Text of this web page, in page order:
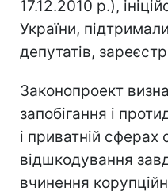
17.12.2010 р.),
України,
депутатів,
Законопроект
запобігання і
і приватній сферах
відшкодування
вчинення